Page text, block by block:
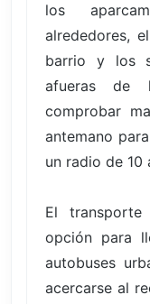
los
alrededores,
barrio y los
afueras de
comprobar
antemano
un radio de 10
El
opción para
autobuses
acercarse al